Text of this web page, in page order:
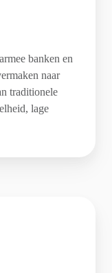
banken en
naar
traditionele
lage